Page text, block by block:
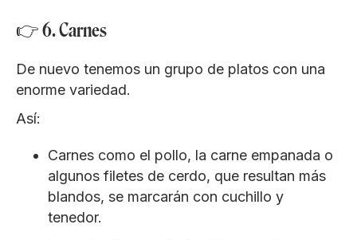
👉 6. Carnes
De nuevo tenemos un grupo de platos con una
enorme variedad.
Así:
Carnes como el pollo, la carne empanada o
algunos filetes de cerdo, que resultan más
blandos, se marcarán con cuchillo y
tenedor.